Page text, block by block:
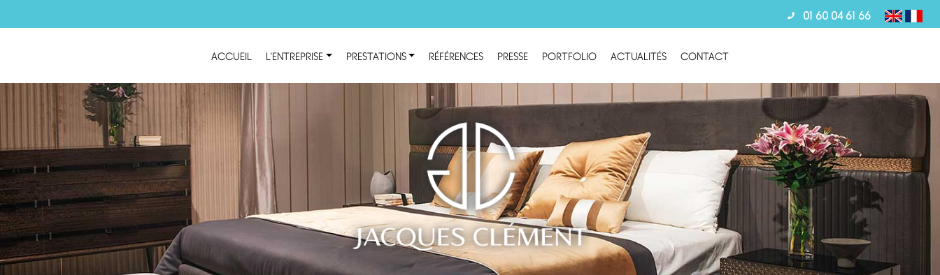
01 60 04 61 66
ACCUEIL L'ENTREPRISE PRESTATIONS RÉFÉRENCES PRESSE PORTFOLIO ACTUALITÉS CONTACT